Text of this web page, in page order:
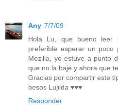
Any 7/7/09
Hola Lu, que bueno
preferible esperar un poco
Mozilla, yo estuve a punto
que no la bajé y ahora que
Gracias por compartir este
besos Lujilda ♥♥♥
Responder